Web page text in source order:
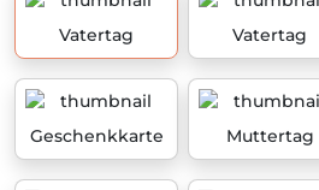
Vatertag Vatertag
Geschenkkarte Muttertag